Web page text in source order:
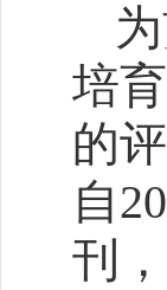
培
的
自
刊